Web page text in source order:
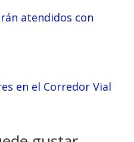
atendidos con
en el Corredor Vial